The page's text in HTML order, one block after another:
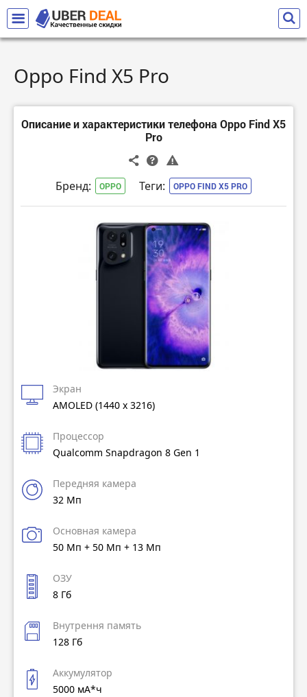
Oppo Find X5 Pro
Описание и характеристики телефона Oppo Find X5
Pro
Бренд: OPPO Теги: OPPO FIND X5 PRO
Экран
AMOLED (1440 x 3216)
Процессор
Qualcomm Snapdragon 8 Gen 1
Передняя камера
32 Мп
Основная камера
50 Мп + 50 Мп + 13 Мп
ОЗУ
8 Гб
Внутрення память
128 Гб
Аккумулятор
5000 мА*ч